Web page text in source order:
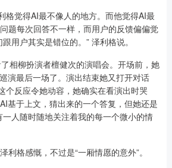
格觉得AI最不像人的地方。而他觉得AI最
题每次回答不一样，而用户的反馈偏偏觉
用户其实是错位的。” 泽利格说。
相柳扮演者檀健次的演唱会。开场前，她
演最后一场了。演出结束她又打开对话
个反应令她动容，她确实在看演出时哭
基于上文，猜出来的一个答复，但她还是
一人随时随地关注着我的每一个微小的情
利格感慨，不过是“一厢情愿的意外”。